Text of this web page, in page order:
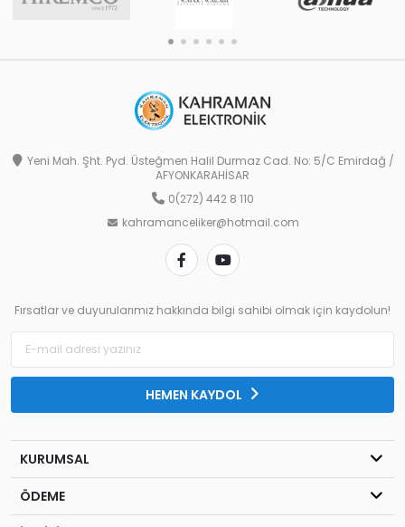
Yeni Mah. Şht. Pyd. Üsteğmen Halil Durmaz Cad. No: 5/C Emirdağ /
AFYONKARAHİSAR
0(272) 442 8 110
kahramanceliker@hotmail.com
Fırsatlar ve duyurularımız hakkında bilgi sahibi olmak için kaydolun!
HEMEN KAYDOL
KURUMSAL
ÖDEME